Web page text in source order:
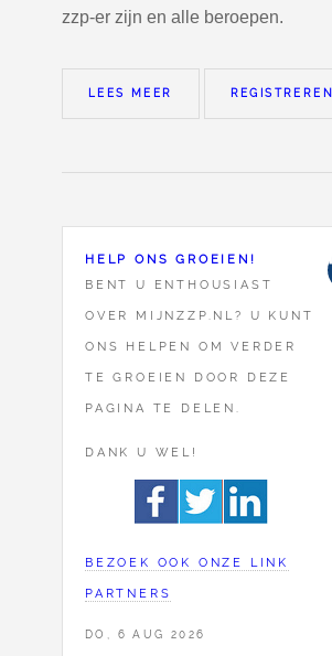
zzp-er zijn en alle beroepen.
LEES MEER REGISTREREN
HELP ONS GROEIEN!
BENT U ENTHOUSIAST
OVER MIJNZZP.NL? U KUNT
ONS HELPEN OM VERDER
TE GROEIEN DOOR DEZE
PAGINA TE DELEN.
DANK U WEL!
BEZOEK OOK ONZE LINK
PARTNERS
DO, 6 AUG 2026